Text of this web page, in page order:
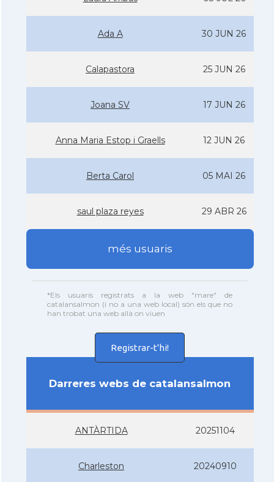
Ada A 30 JUN 26
Calapastora 25 JUN 26
Joana SV 17 JUN 26
Anna Maria Estop i Graells 12 JUN 26
Berta Carol 05 MAI 26
saul plaza reyes 29 ABR 26
més usuaris
*Els usuaris registrats a la web "mare" de
catalansalmon (i no a una web local) són els que no
han trobat una web allà on viuen
Registrar-t'hi!
Darreres webs de catalansalmon
ANTÀRTIDA 20251104
Charleston 20240910